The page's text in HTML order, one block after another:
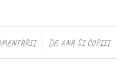
/ DE ANA SI COPIII